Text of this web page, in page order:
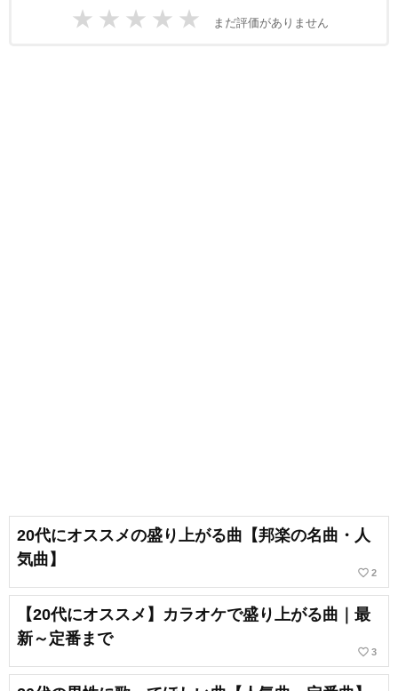
★ ★ ★ ★ ★ まだ評価がありません
20代にオススメの盛り上がる曲【邦楽の名曲・人
気曲】
favorite_border 2
【20代にオススメ】カラオケで盛り上がる曲｜最
新～定番まで
favorite_border 3